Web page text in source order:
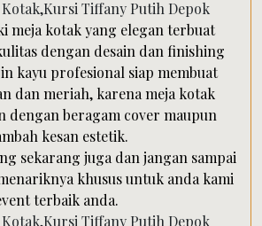
meja kotak yang elegan terbuat
dengan desain dan finishing
kayu profesional siap membuat
dan meriah, karena meja kotak
dengan beragam cover maupun
kesan estetik.
sekarang juga dan jangan sampai
khusus untuk anda kami
terbaik anda.